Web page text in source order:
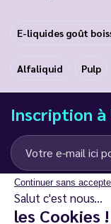
Continuer sans
Salut c'est nous...
les Cookies !
E-liquides goût
Alfaliquid Pulp
Inscription
J’accepte de recevoir
LD Groupe